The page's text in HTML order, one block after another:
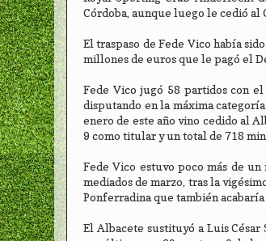
Córdoba, aunque luego le cedió al
El traspaso de Fede Vico había
millones de euros que le pagó el
Fede Vico jugó 58 partidos con
disputando en la máxima
enero de este año vino cedido al
9 como titular y un total de 718
Fede Vico estuvo poco más de
mediados de marzo, tras la
Ponferradina que también
El Albacete sustituyó a Luis